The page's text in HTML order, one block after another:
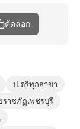
คัดลอก
ป.ตรีทุกสาขา
าชภัฏเพชรบุรี